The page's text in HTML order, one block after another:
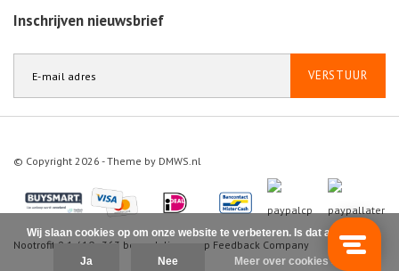
Inschrijven nieuwsbrief
VERSTUUR
© Copyright 2026 - Theme by DMWS.nl
Nootrofit 9.1 / 10 363 beoordelingen op Feedback Company
Wij slaan cookies op om onze website te verbeteren. Is dat akkoord?
Ja Nee Meer over cookies »